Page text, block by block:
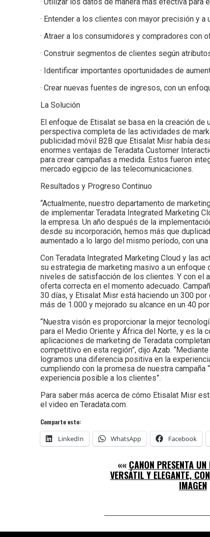
· Entender a los clientes con mayor precisión y a
· Atraer a los consumidores y compradores
· Construir segmentos de clientes según
· Identificar importantes oportunidades de
· Crear nuevas fuentes de ingresos, con un
La Solución
El enfoque de Etisalat se basa en la creación
perspectiva completa de las actividades de
publicidad móvil B2B que Etisalat Misr había
enormes ventajas de Teradata Customer
para crear campañas a medida. Estos fueron
mercado egipcio de las telecomunicaciones.
Resultados y Progreso Continuo
“Actualmente, nuestro departamento de
de implementar Teradata Integrated Marketing
la empresa. Un año después de la
desde su incorporación, hemos más que
aumentado a lo largo del mismo período, con
Con Teradata Integrated Marketing Cloud y las
su estrategia de marketing masivo a un
niveles de satisfacción de los clientes. Y con el
oferta correcta en el momento adecuado.
30 días, y Etisalat Misr está haciendo un 300
más de 1.000 y mejorado su alcance en un 40
“Nuestra visón es proporcionar la mejor
para el Medio Oriente y África del Norte, y es la
aplicaciones de marketing de Teradata
competitivo en esta región”, dijo Azab.
logramos una diferencia positiva en la
cumpliendo con la promesa de nuestra campaña
experiencia posible a los clientes”.
Para saber más acerca de cómo Etisalat Misr
el video en Teradata.com.
Comparte esto:
LinkedIn WhatsApp Facebook
«« CANON PRESENTA UN
VERSÁTIL Y ELEGANTE,
IMAGEN